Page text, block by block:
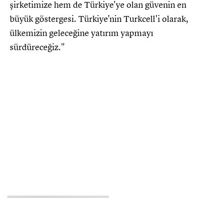
şirketimize hem de Türkiye'ye olan güvenin en
büyük göstergesi. Türkiye'nin Turkcell'i olarak,
ülkemizin geleceğine yatırım yapmayı
sürdüreceğiz."